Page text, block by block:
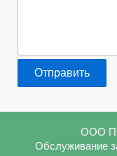
Отправить
ООО
Обслуживание